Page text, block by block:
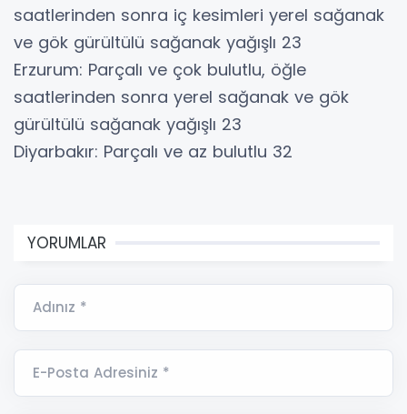
saatlerinden sonra iç kesimleri yerel sağanak
ve gök gürültülü sağanak yağışlı 23
Erzurum: Parçalı ve çok bulutlu, öğle
saatlerinden sonra yerel sağanak ve gök
gürültülü sağanak yağışlı 23
Diyarbakır: Parçalı ve az bulutlu 32
YORUMLAR
Adınız *
E-Posta Adresiniz *